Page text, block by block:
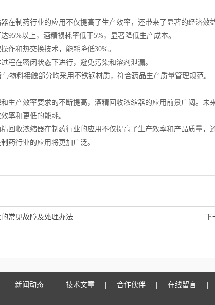
制药行业的应用不仅提高了生产效率，还带来了显著的经济效
以上，酒精损耗率低于5%，显著降低生产成本。
和热交换技术，能耗降低30%。
在密闭状态下进行，避免污染和溶剂泄漏。
料接触部分均采用不锈钢材质，符合药品生产质量管理规范。
产效率要求的不断提高，酒精回收浓缩器的应用前景广阔。未
率和更低的能耗。
收浓缩器在制药行业的应用不仅提高了生产效率和产品质量，
药行业的应用将更加广泛。
常见故障及处理办法
| 新闻动态 | 技术文章 | 合作伙伴 | 在线留言 |